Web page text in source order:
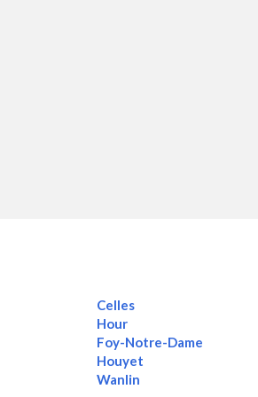
Celles
Hour
Foy-Notre-Dame
Houyet
Wanlin